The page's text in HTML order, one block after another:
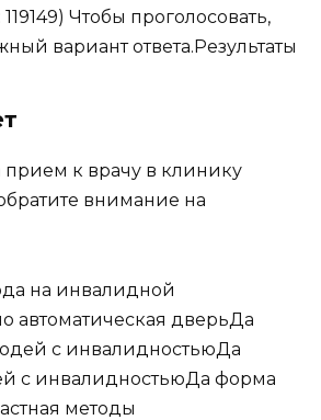
Чтобы проголосовать,
вариант ответа. Результаты
прием к врачу в клинику
внимание на
на инвалидной
автоматическая дверьДа
с инвалидностьюДа
с инвалидностьюДа форма
методы